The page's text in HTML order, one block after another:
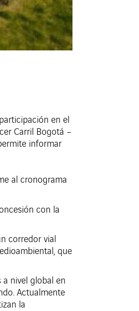
en el
Carril Bogotá –
informar
al cronograma
con la
corredor vial
que
a nivel global en
Actualmente
la